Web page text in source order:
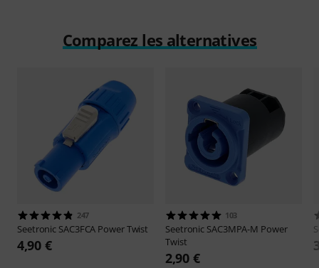
Comparez les alternatives
247
Seetronic SAC3FCA Power Twist
4,90 €
103
Seetronic SAC3MPA-M Power
Twist
2,90 €